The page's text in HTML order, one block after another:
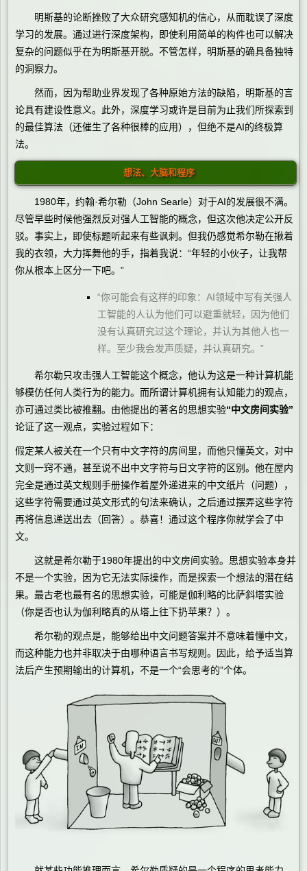
明斯基的论断挫败了大众研究感知机的信心，从而耽误了深度
学习的发展。通过进行深度架构，即使利用简单的构件也可以解决
复杂的问题似乎在为明斯基开脱。不管怎样，明斯基的确具备独特
的洞察力。
然而，因为帮助业界发现了各种原始方法的缺陷，明斯基的言
论具有建设性意义。此外，深度学习或许是目前为止我们所探索到
的最佳算法（还催生了各种很棒的应用），但绝不是AI的终极算
法。
想法、大脑和程序
1980年，约翰·希尔勒（John Searle）对于AI的发展很不满。
尽管早些时候他强烈反对强人工智能的概念，但这次他决定公开反
驳。事实上，即使标题听起来有些讽刺。但我仍感觉希尔勒在揪着
我的衣领，大力挥舞他的手，指着我说：“年轻的小伙子，让我帮
你从根本上区分一下吧。”
“你可能会有这样的印象：AI领域中写有关强人
工智能的人认为他们可以避重就轻，因为他们
没有认真研究过这个理论，并认为其他人也一
样。至少我会发声质疑，并认真研究。”
希尔勒只攻击强人工智能这个概念，他认为这是一种计算机能
够模仿任何人类行为的能力。而所谓计算机拥有认知能力的观点，
亦可通过类比被推翻。由他提出的著名的思想实验“中文房间实验”
论证了这一观点，实验过程如下：
假定某人被关在一个只有中文字符的房间里，而他只懂英文，对中
文则一窍不通，甚至说不出中文字符与日文字符的区别。他在屋内
完全是通过英文规则手册操作着屋外递进来的中文纸片（问题），
这些字符需要通过英文形式的句法来确认，之后通过摆弄这些字符
再将信息递送出去（回答）。恭喜！通过这个程序你就学会了中
文。
这就是希尔勒于1980年提出的中文房间实验。思想实验本身并
不是一个实验，因为它无法实际操作，而是探索一个想法的潜在结
果。最古老也最有名的思想实验，可能是伽利略的比萨斜塔实验
（你是否也认为伽利略真的从塔上往下扔苹果？）。
希尔勒的观点是，能够给出中文问题答案并不意味着懂中文，
而这种能力也并非取决于由哪种语言书写规则。因此，给予适当算
法后产生预期输出的计算机，不是一个“会思考的”个体。